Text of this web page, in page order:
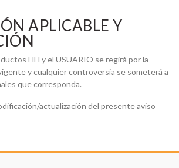
APLICABLE Y
HH y el USUARIO se regirá por la
y cualquier controversia se someterá a
que corresponda.
actualización del presente aviso